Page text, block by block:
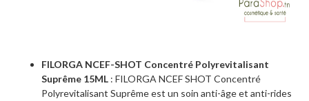
FILORGA NCEF-SHOT Concentré Polyrevitalisant
Suprême 15ML : FILORGA NCEF SHOT Concentré
Polyrevitalisant Suprême est un soin anti-âge et anti-rides